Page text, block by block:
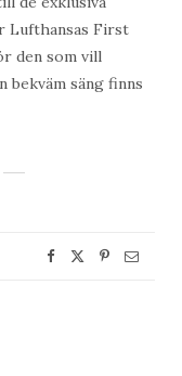
Lufthansas First
den som vill
bekväm säng finns